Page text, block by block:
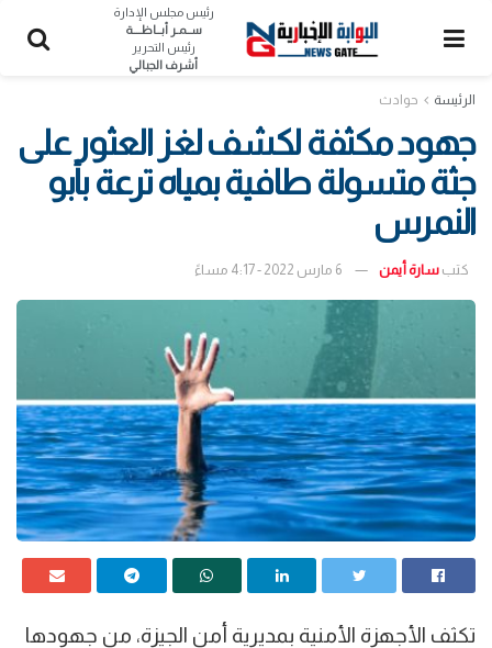
رئيس مجلس الإدارة
ســمـر أبــاظــــة
رئيس التحرير
أشرف الجبالي
الرئيسة حوادث
جهود مكثفة لكشف لغز العثور على
جثة متسولة طافية بمياه ترعة بأبو
النمرس
كتب سارة أيمن 6 مارس 2022 - 4:17 مساءً
تكثف الأجهزة الأمنية بمديرية أمن الجيزة، من جهودها